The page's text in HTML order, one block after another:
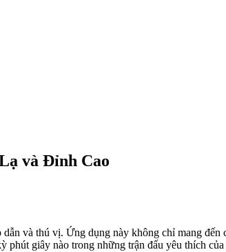
và Đỉnh Cao
và thú vị. Ứng dụng này không chỉ mang
phút giây nào trong những trận đấu yêu thích